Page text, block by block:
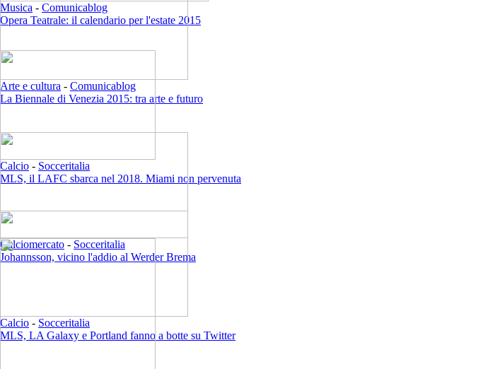
Musica - Comunicablog
Opera Teatrale: il calendario per l'estate 2015
Arte e cultura - Comunicablog
La Biennale di Venezia 2015: tra arte e futuro
Calcio - Socceritalia
MLS, il LAFC sbarca nel 2018. Miami non pervenuta
Calciomercato - Socceritalia
Johannsson, vicino l'addio al Werder Brema
Calcio - Socceritalia
MLS, LA Galaxy e Portland fanno a botte su Twitter